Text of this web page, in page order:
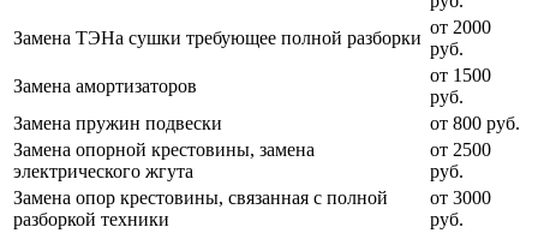
Замена ТЭНа сушки требующее полной разборки
от 2000
руб.
Замена амортизаторов
от 1500
руб.
Замена пружин подвески
от 800 руб.
Замена опорной крестовины, замена
электрического жгута
от 2500
руб.
Замена опор крестовины, связанная с полной
разборкой техники
от 3000
руб.